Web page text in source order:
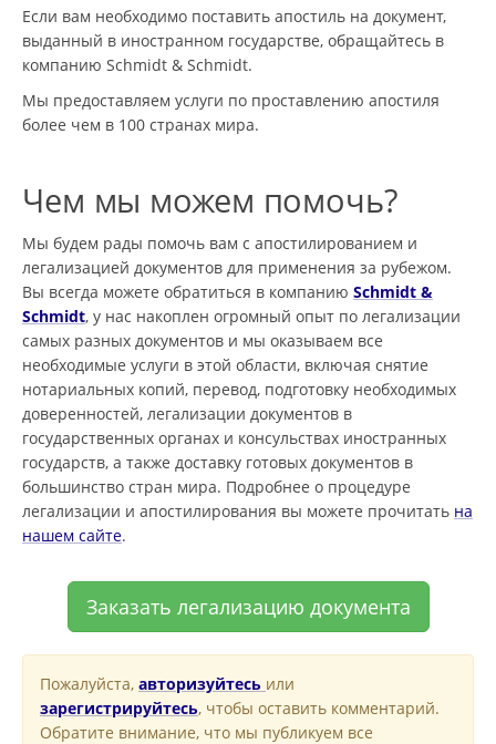
Если вам необходимо поставить апостиль на документ,
выданный в иностранном государстве, обращайтесь в
компанию Schmidt & Schmidt.
Мы предоставляем услуги по проставлению апостиля
более чем в 100 странах мира.
Чем мы можем помочь?
Мы будем рады помочь вам с апостилированием и
легализацией документов для применения за рубежом.
Вы всегда можете обратиться в компанию Schmidt &
Schmidt, у нас накоплен огромный опыт по легализации
самых разных документов и мы оказываем все
необходимые услуги в этой области, включая снятие
нотариальных копий, перевод, подготовку необходимых
доверенностей, легализации документов в
государственных органах и консульствах иностранных
государств, а также доставку готовых документов в
большинство стран мира. Подробнее о процедуре
легализации и апостилирования вы можете прочитать на
нашем сайте.
Заказать легализацию документа
Пожалуйста, авторизуйтесь или
зарегистрируйтесь, чтобы оставить комментарий.
Обратите внимание, что мы публикуем все